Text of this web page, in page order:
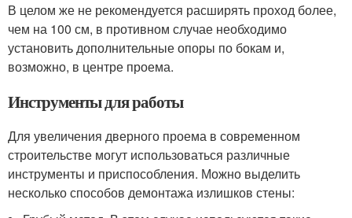
В целом же не рекомендуется расширять проход более,
чем на 100 см, в противном случае необходимо
установить дополнительные опоры по бокам и,
возможно, в центре проема.
Инструменты для работы
Для увеличения дверного проема в современном
строительстве могут использоваться различные
инструменты и приспособления. Можно выделить
несколько способов демонтажа излишков стены: